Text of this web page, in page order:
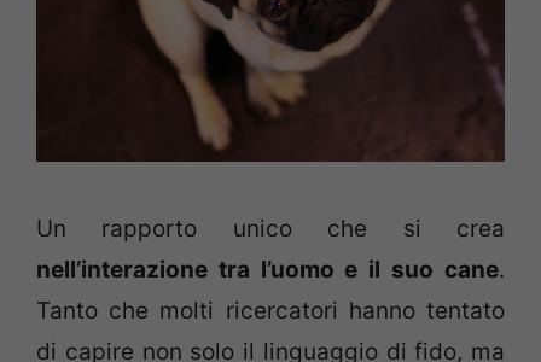
Un rapporto unico che si crea
nell’interazione tra l’uomo e il suo cane.
Tanto che molti ricercatori hanno tentato
di capire non solo il linguaggio di fido, ma